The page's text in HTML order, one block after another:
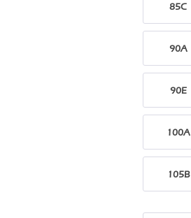
85C
90A
90E
100A
105B